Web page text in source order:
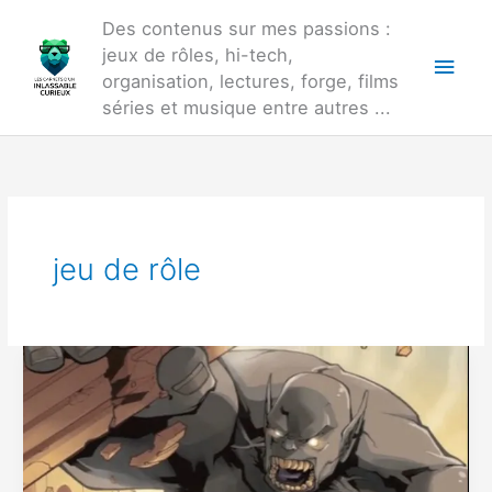
contenu
Des contenus sur mes passions :
jeux de rôles, hi-tech,
organisation, lectures, forge, films
séries et musique entre autres ...
jeu de rôle